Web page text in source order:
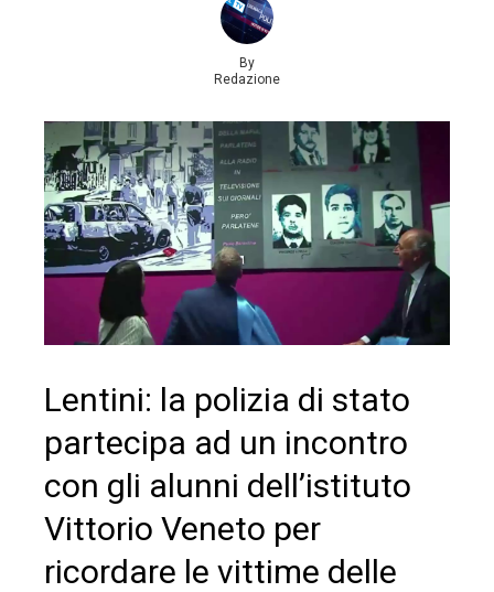
By
Redazione
Lentini: la polizia di stato
partecipa ad un incontro
con gli alunni dell’istituto
Vittorio Veneto per
ricordare le vittime delle